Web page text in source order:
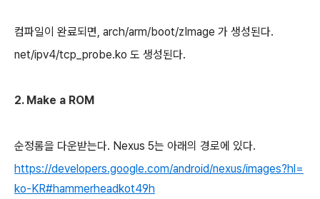
컴파일이 완료되면, arch/arm/boot/zImage 가 생성된다.
net/ipv4/tcp_probe.ko 도 생성된다.
2. Make a ROM
순정롬을 다운받는다. Nexus 5는 아래의 경로에 있다.
https://developers.google.com/android/nexus/images?hl=
ko-KR#hammerheadkot49h